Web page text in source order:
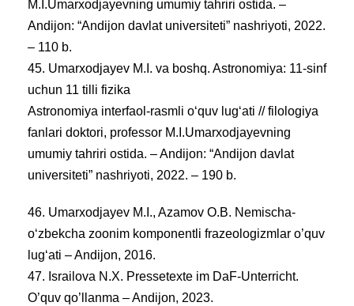
M.I.Umarxodjayevning umumiy tahriri ostida. –
Andijon: “Andijon davlat universiteti” nashriyoti, 2022.
– 110 b.
45. Umarxodjayev M.I. va boshq. Astronomiya: 11-sinf
uchun 11 tilli fizika
Astronomiya interfaol-rasmli oʻquv lugʻati // filologiya
fanlari doktori, professor M.I.Umarxodjayevning
umumiy tahriri ostida. – Andijon: “Andijon davlat
universiteti” nashriyoti, 2022. – 190 b.
46. Umarxodjayev M.I., Azamov O.B. Nemischa-
o‘zbekcha zoonim komponentli frazeologizmlar o’quv
lug‘ati – Andijon, 2016.
47. Israilova N.X. Pressetexte im DaF-Unterricht.
O’quv qo’llanma – Andijon, 2023.